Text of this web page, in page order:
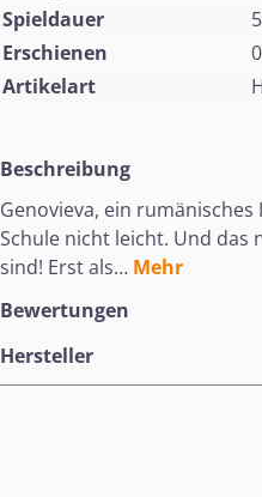
Spieldauer
Erschienen
Artikelart
Beschreibung
Genovieva, ein
Schule nicht leicht. Und das
sind! Erst als… Mehr
Bewertungen
Hersteller